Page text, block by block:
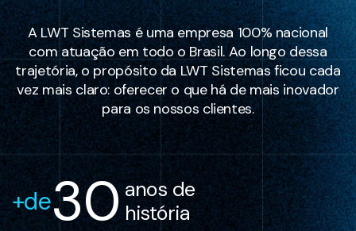
A LWT Sistemas é uma empresa 100% nacional
com atuação em todo o Brasil. Ao longo dessa
trajetória, o propósito da LWT Sistemas ficou cada
vez mais claro: oferecer o que há de mais inovador
para os nossos clientes.
+de30 anos de
história